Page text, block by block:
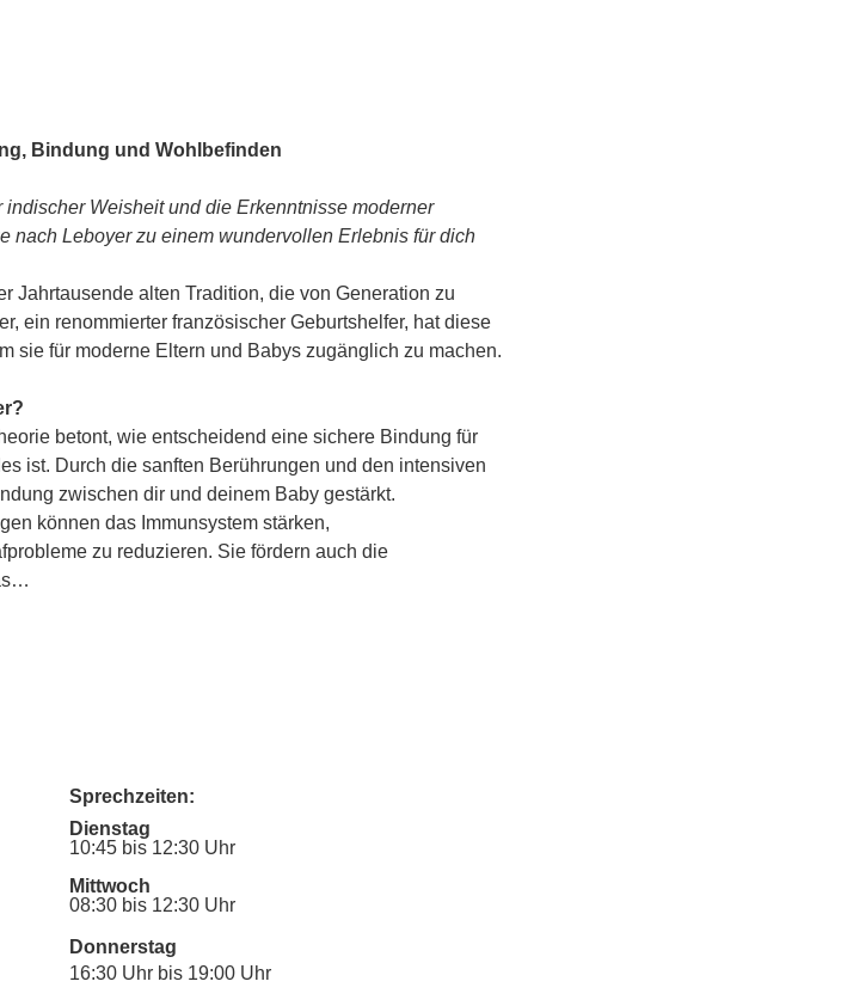
Bindung und Wohlbefinden
Weisheit und die Erkenntnisse moderner
nach Leboyer zu einem wundervollen Erlebnis für dich
Jahrtausende alten Tradition, die von Generation zu
ein renommierter französischer Geburtshelfer, hat diese
sie für moderne Eltern und Babys zugänglich zu machen.
betont, wie entscheidend eine sichere Bindung für
ist. Durch die sanften Berührungen und den intensiven
zwischen dir und deinem Baby gestärkt.
können das Immunsystem stärken,
zu reduzieren. Sie fördern auch die
Sprechzeiten:
Dienstag
10:45 bis 12:30 Uhr
Mittwoch
08:30 bis 12:30 Uhr
Donnerstag
16:30 Uhr bis 19:00 Uhr